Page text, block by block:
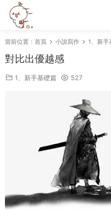
當前位置： 首頁 小說寫作 1、新手
對比出優越感
1、新手基礎篇 527